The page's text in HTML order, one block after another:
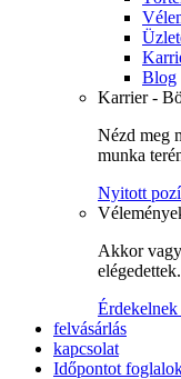
Blog
Karrier -
Nézd meg
munka
Nyitott
Akkor
felvásárlás
kapcsolat
Időpontot